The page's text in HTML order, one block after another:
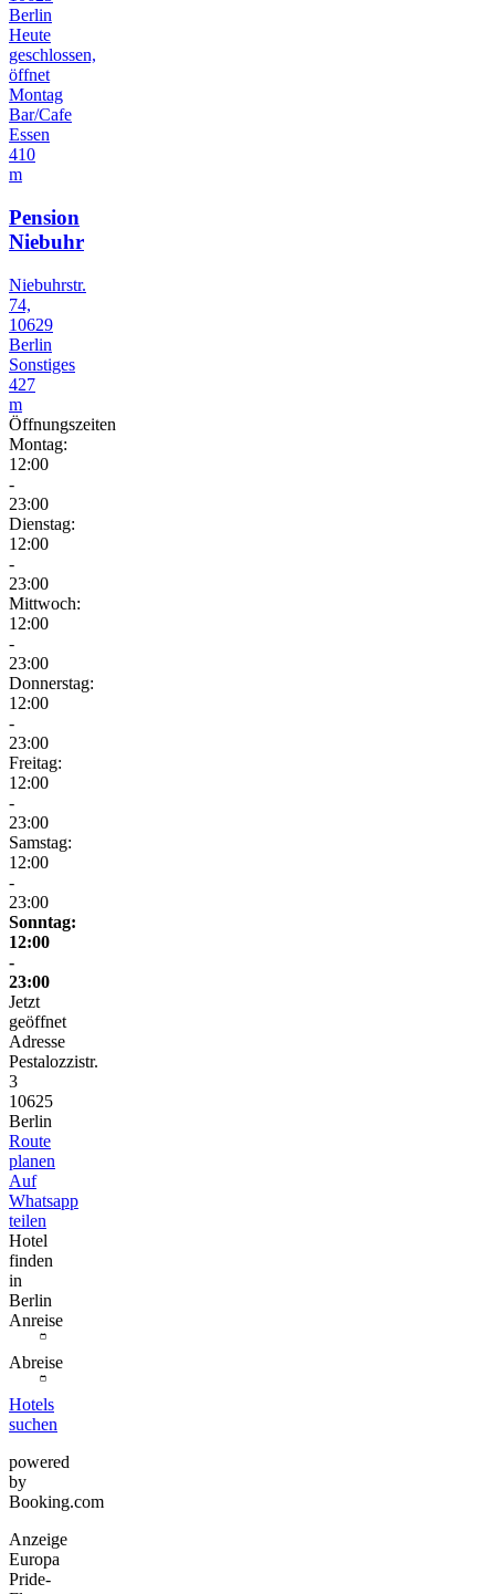
Berlin
Heute
geschlossen,
öffnet
Montag
Bar/Cafe
Essen
410
m
Pension
Niebuhr
Niebuhrstr.
74,
10629
Berlin
Sonstiges
427
m
Öffnungszeiten
Montag:
12:00
-
23:00
Dienstag:
12:00
-
23:00
Mittwoch:
12:00
-
23:00
Donnerstag:
12:00
-
23:00
Freitag:
12:00
-
23:00
Samstag:
12:00
-
23:00
Sonntag:
12:00
-
23:00
Jetzt
geöffnet
Adresse
Pestalozzistr.
3
10625
Berlin
Route
planen
Auf
Whatsapp
teilen
Hotel
finden
in
Berlin
Anreise
Abreise
Hotels
suchen
powered
by
Booking.com
Anzeige
Europa
Pride-